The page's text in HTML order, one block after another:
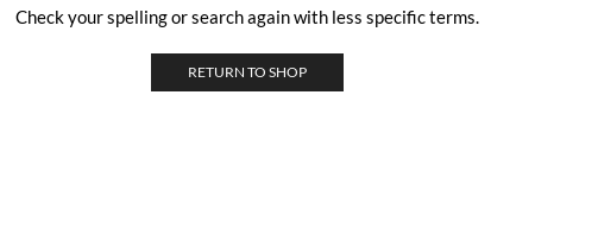
Check your spelling or search again with less specific terms.
RETURN TO SHOP